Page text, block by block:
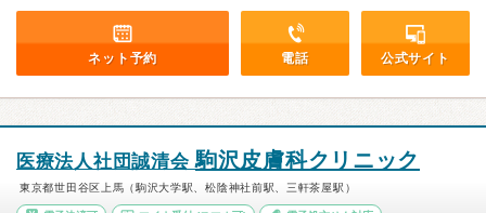
ネット予約 電話 公式サイト
医療法人社団誠清会駒沢皮膚科クリニック
東京都世田谷区上馬（駒沢大学駅、松陰神社前駅、三軒茶屋駅）